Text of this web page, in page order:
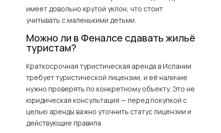
имеет довольно крутой уклон, что стоит
учитывать с маленькими детьми.
Можно ли в Феналсе сдавать жильё
туристам?
Краткосрочная туристическая аренда в Испании
требует туристической лицензии, и её наличие
нужно проверять по конкретному объекту. Это не
юридическая консультация — перед покупкой с
целью аренды важно уточнить статус лицензии и
действующие правила.